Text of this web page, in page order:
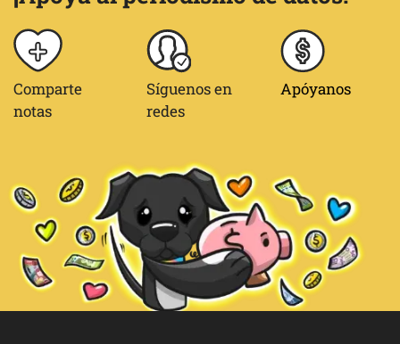
Comparte
notas
Síguenos en
redes
Apóyanos